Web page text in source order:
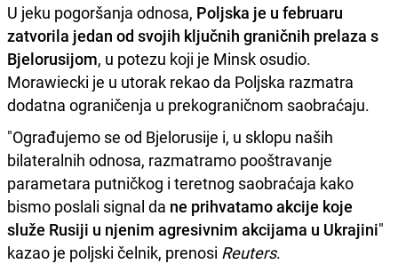
U jeku pogoršanja odnosa, Poljska je u februaru
zatvorila jedan od svojih ključnih graničnih prelaza s
Bjelorusijom, u potezu koji je Minsk osudio.
Morawiecki je u utorak rekao da Poljska razmatra
dodatna ograničenja u prekograničnom saobraćaju.
"Ograđujemo se od Bjelorusije i, u sklopu naših
bilateralnih odnosa, razmatramo pooštravanje
parametara putničkog i teretnog saobraćaja kako
bismo poslali signal da ne prihvatamoakcije koje
služe Rusiji u njenim agresivnim akcijama u Ukrajini"
kazao je poljski čelnik, prenosi Reuters.